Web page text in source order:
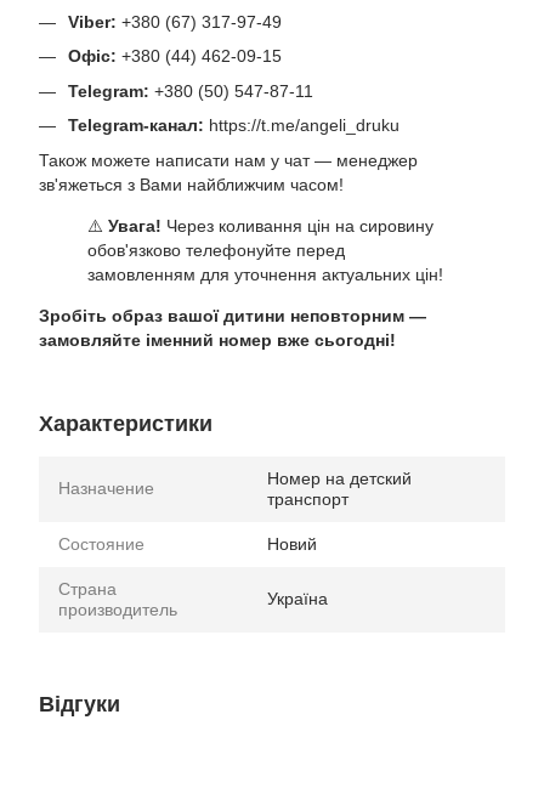
Viber: +380 (67) 317-97-49
Офіс: +380 (44) 462-09-15
Telegram: +380 (50) 547-87-11
Telegram-канал: https://t.me/angeli_druku
Також можете написати нам у чат — менеджер
зв'яжеться з Вами найближчим часом!
⚠️ Увага! Через коливання цін на сировину
обов'язково телефонуйте перед
замовленням для уточнення актуальних цін!
Зробіть образ вашої дитини неповторним —
замовляйте іменний номер вже сьогодні!
Характеристики
Назначение
Номер на детский
транспорт
Состояние Новий
Страна
производитель
Україна
Відгуки